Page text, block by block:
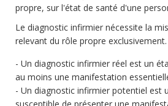
propre, sur l'état de santé d'une
Le diagnostic infirmier nécessite la
relevant du rôle propre exclusivement.
Un diagnostic infirmier réel est un
au moins une manifestation
Un diagnostic infirmier potentiel est